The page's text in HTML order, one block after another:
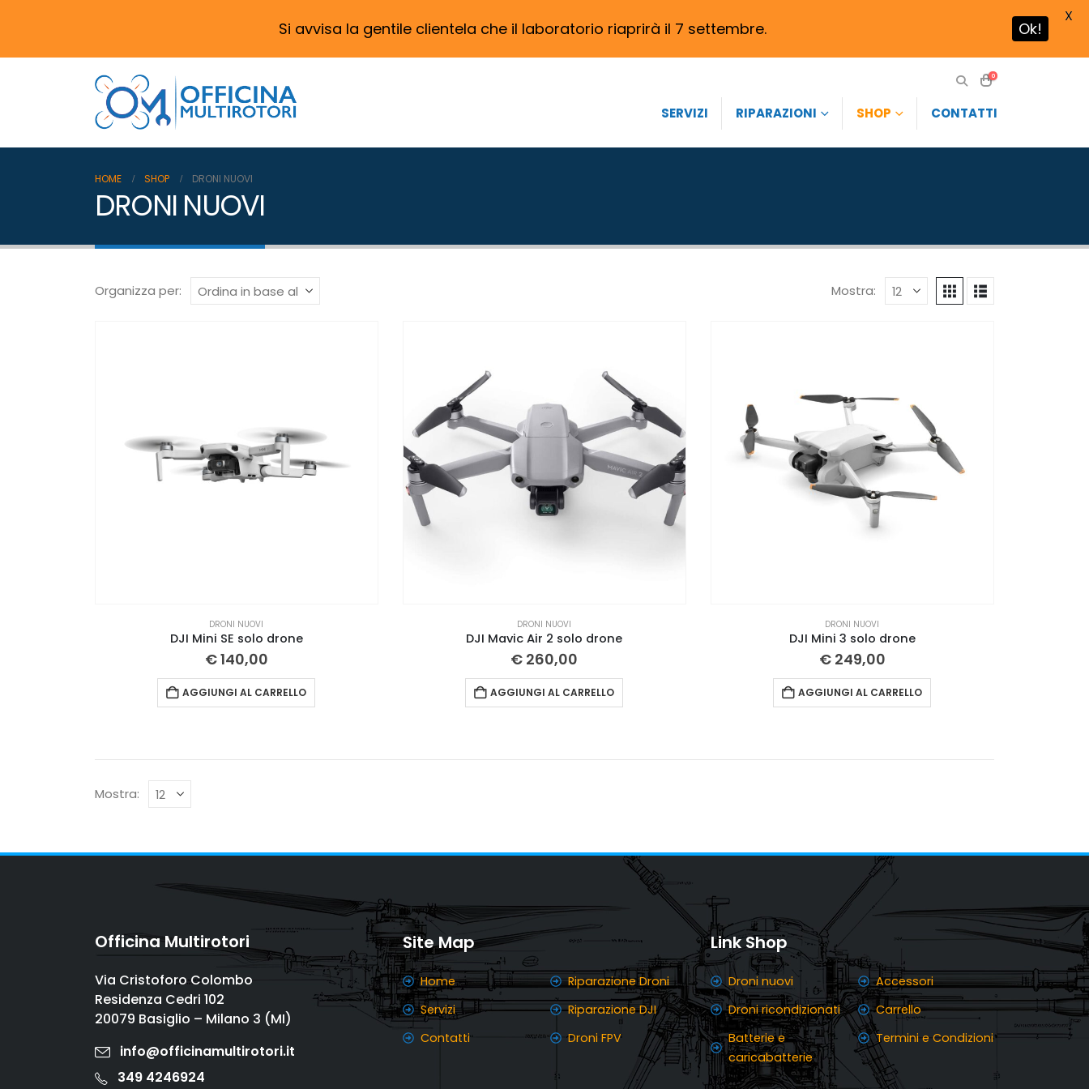
0
SERVIZI RIPARAZIONI SHOP CONTATTI
HOME SHOP DRONI NUOVI
DRONI NUOVI
Organizza per: Mostra:
DRONI NUOVI
DJI Mini SE solo drone
€140,00
AGGIUNGI AL CARRELLO
DRONI NUOVI
DJI Mavic Air 2 solo drone
€ 260,00
AGGIUNGI AL CARRELLO
DRONI NUOVI
DJI Mini 3 solo drone
€249,00
AGGIUNGI AL CARRELLO
Mostra:
Officina Multirotori
Via Cristoforo Colombo
Residenza Cedri 102
20079 Basiglio – Milano 3 (MI)
info@officinamultirotori.it
349 4246924
Site Map
Home
Servizi
Contatti
Riparazione Droni
Riparazione DJI
Droni FPV
Link Shop
Droni nuovi
Droni ricondizionati
Batterie e
caricabatterie
Accessori
Carrello
Termini e Condizioni
Si avvisa la gentile clientela che il laboratorio riaprirà il 7 settembre. Ok!
X